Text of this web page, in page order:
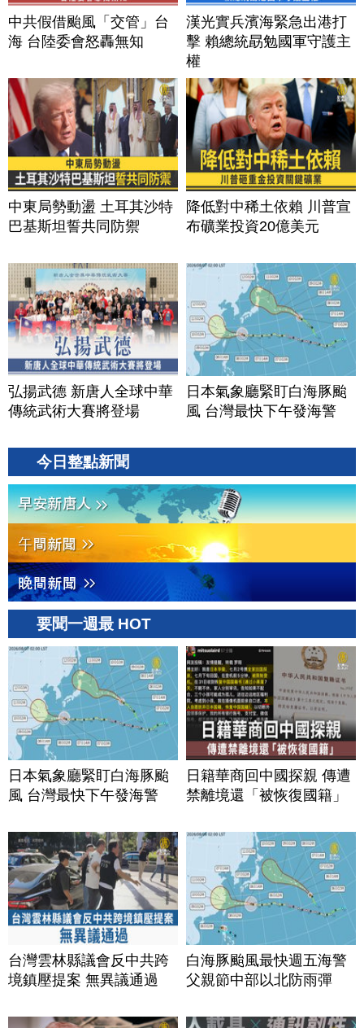
中共假借颱風「交管」台
海 台陸委會怒轟無知
漢光實兵濱海緊急出港打
擊 賴總統勗勉國軍守護主
權
中東局勢動盪 土耳其沙特
巴基斯坦誓共同防禦
降低對中稀土依賴 川普宣
布礦業投資20億美元
弘揚武德 新唐人全球中華
傳統武術大賽將登場
日本氣象廳緊盯白海豚颱
風 台灣最快下午發海警
今日整點新聞
要聞一週最 HOT
日本氣象廳緊盯白海豚颱
風 台灣最快下午發海警
日籍華商回中國探親 傳遭
禁離境還「被恢復國籍」
台灣雲林縣議會反中共跨
境鎮壓提案 無異議通過
白海豚颱風最快週五海警
父親節中部以北防雨彈